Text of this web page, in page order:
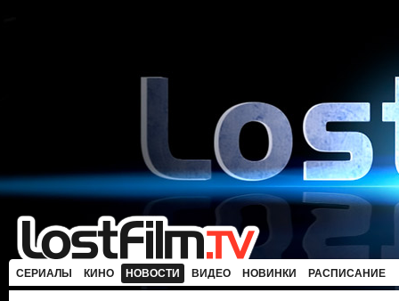
СЕРИАЛЫ КИНО НОВОСТИ ВИДЕО НОВИНКИ РАСПИСАНИЕ